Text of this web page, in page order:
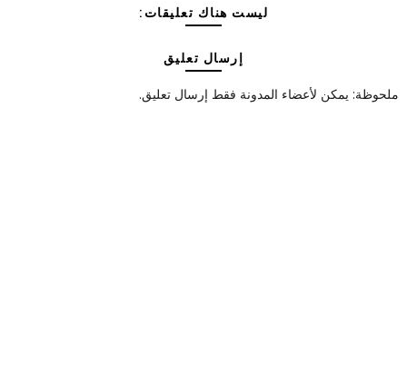
ليست هناك تعليقات:
إرسال تعليق
ملحوظة: يمكن لأعضاء المدونة فقط إرسال تعليق.